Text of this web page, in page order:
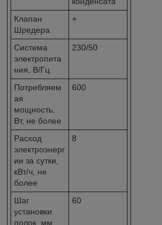
Клапан
Шредера
+
Система
электропита
ния, В/Гц
230/50
Потребляем
ая
мощность,
Вт, не более
600
Расход
электроэнерг
ии за сутки,
кВт/ч, не
более
8
Шаг
установки
полок, мм
60